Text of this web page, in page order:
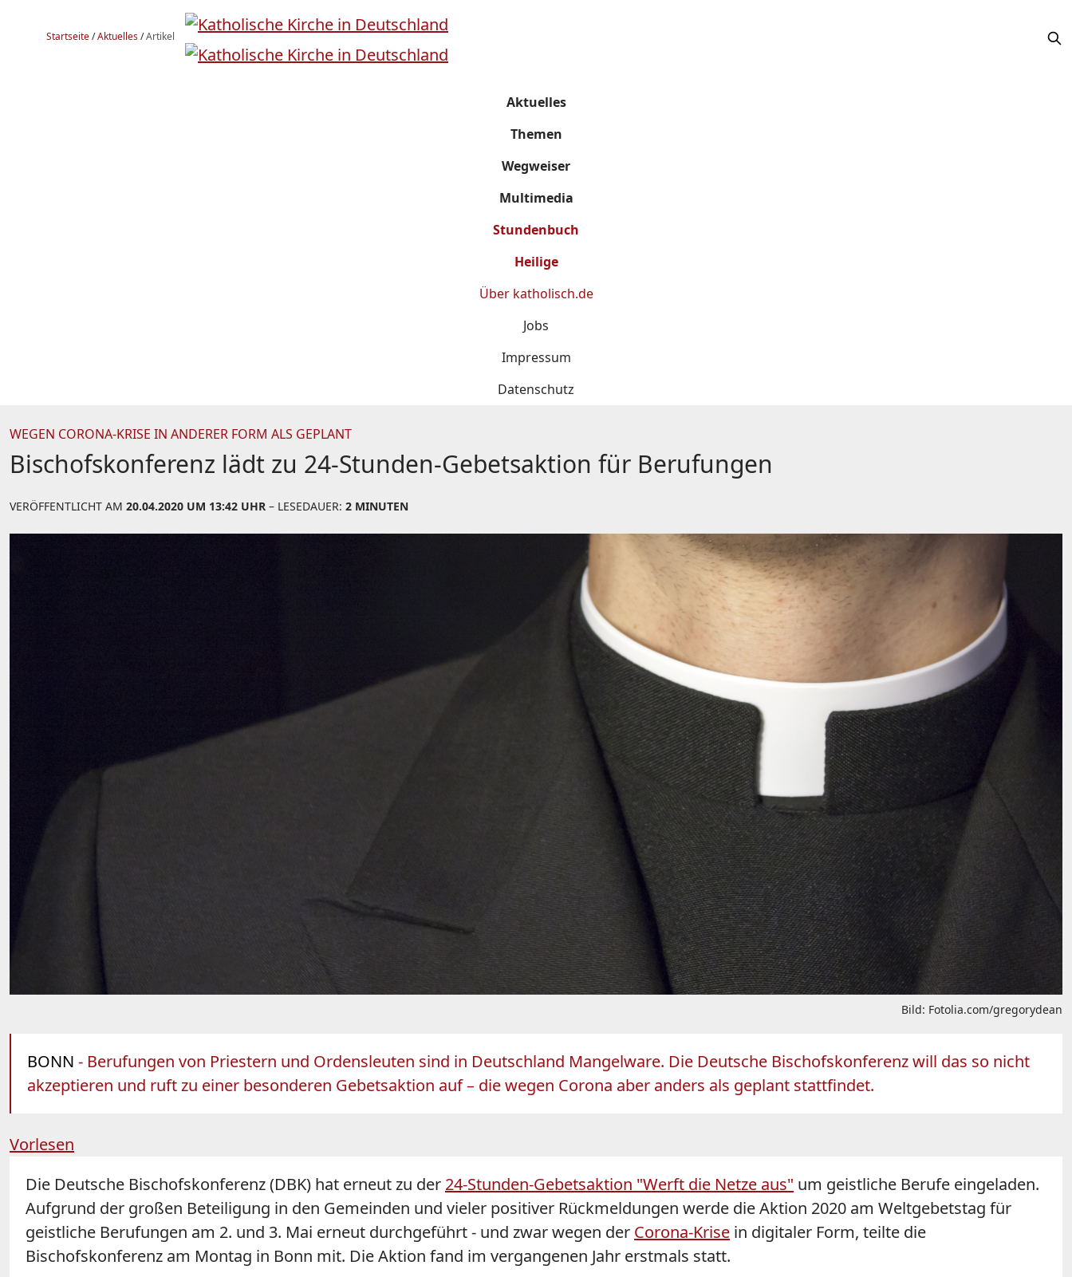
Startseite/Aktuelles/Artikel
Aktuelles
Themen
Wegweiser
Multimedia
Stundenbuch
Heilige
Über katholisch.de
Jobs
Impressum
Datenschutz
WEGEN CORONA-KRISE IN ANDERER FORM ALS GEPLANT
Bischofskonferenz lädt zu 24-Stunden-Gebetsaktion für Berufungen
VERÖFFENTLICHT AM 20.04.2020 UM 13:42 UHR – LESEDAUER: 2 MINUTEN
Bild: Fotolia.com/gregorydean
BONN - Berufungen von Priestern und Ordensleuten sind in Deutschland Mangelware. Die Deutsche Bischofskonferenz will das so nicht
akzeptieren und ruft zu einer besonderen Gebetsaktion auf – die wegen Corona aber anders als geplant stattfindet.
Vorlesen
Die Deutsche Bischofskonferenz (DBK) hat erneut zu der 24-Stunden-Gebetsaktion "Werft die Netze aus" um geistliche Berufe eingeladen.
Aufgrund der großen Beteiligung in den Gemeinden und vieler positiver Rückmeldungen werde die Aktion 2020 am Weltgebetstag für
geistliche Berufungen am 2. und 3. Mai erneut durchgeführt - und zwar wegen der Corona-Krise in digitaler Form, teilte die
Bischofskonferenz am Montag in Bonn mit. Die Aktion fand im vergangenen Jahr erstmals statt.